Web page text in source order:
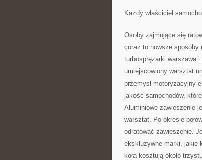
Każdy właściciel
Osoby zajmujące się
coraz to nowsze sposoby
turbosprężarki warszawa
umiejscowiony warsztat
przemysł motoryzacyjny
jakość samochodów,
Aluminiowe zawieszenie
warsztat. Po okresie
odratować zawieszenie.
ekskluzywne marki, jakie
koła kosztują około